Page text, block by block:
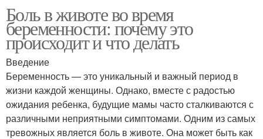
Боль в животе во время
беременности: почему это
происходит и что делать
Введение
Беременность — это уникальный и важный период в
жизни каждой женщины. Однако, вместе с радостью
ожидания ребенка, будущие мамы часто сталкиваются с
различными неприятными симптомами. Одним из самых
тревожных является боль в животе. Она может быть как